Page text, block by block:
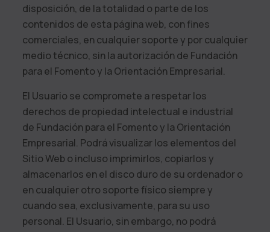
disposición, de la totalidad o parte de los
contenidos de esta página web, con fines
comerciales, en cualquier soporte y por cualquier
medio técnico, sin la autorización de Fundación
para el Fomento y la Orientación Empresarial.
El Usuario se compromete a respetar los
derechos de propiedad intelectual e industrial
de Fundación para el Fomento y la Orientación
Empresarial. Podrá visualizar los elementos del
Sitio Web o incluso imprimirlos, copiarlos y
almacenarlos en el disco duro de su ordenador o
en cualquier otro soporte físico siempre y
cuando sea, exclusivamente, para su uso
personal. El Usuario, sin embargo, no podrá